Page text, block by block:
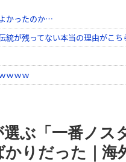
選ぶ「一番ノ
りだった｜海